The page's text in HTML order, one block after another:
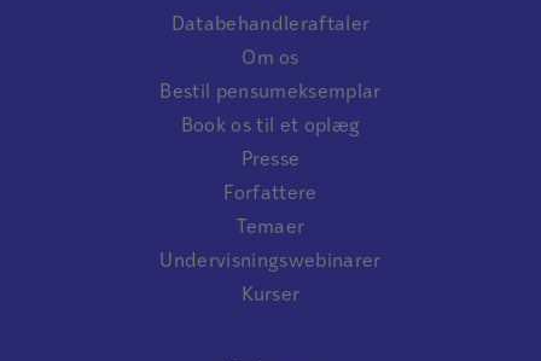
Databehandleraftaler
Om os
Bestil pensumeksemplar
Book os til et oplæg
Presse
Forfattere
Temaer
Undervisningswebinarer
Kurser